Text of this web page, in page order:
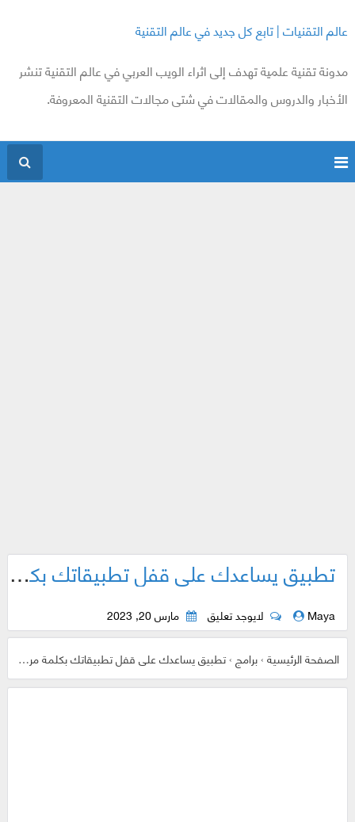
عالم التقنيات | تابع كل جديد في عالم التقنية
مدونة تقنية علمية تهدف إلى اثراء الويب العربي في عالم التقنية تنشر
الأخبار والدروس والمقالات في شتى مجالات التقنية المعروفة.
تطبيق يساعدك على قفل تطبيقاتك بكلمة مرور أو بصمة أصبع
Maya لايوجد تعليق مارس 20, 2023
الصفحة الرئيسية›برامج›تطبيق يساعدك على قفل تطبيقاتك بكلمة مرور أو بصمة أصبع